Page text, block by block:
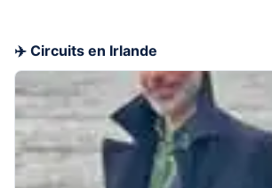
✈️ Circuits en Irlande